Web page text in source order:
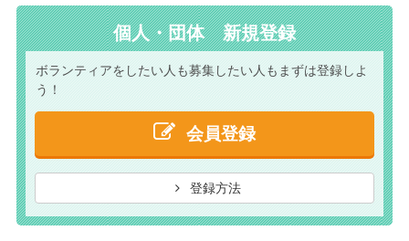
個人・団体 新規登録
ボランティアをしたい人も募集したい人もまずは登録しよ
う！
会員登録
登録方法